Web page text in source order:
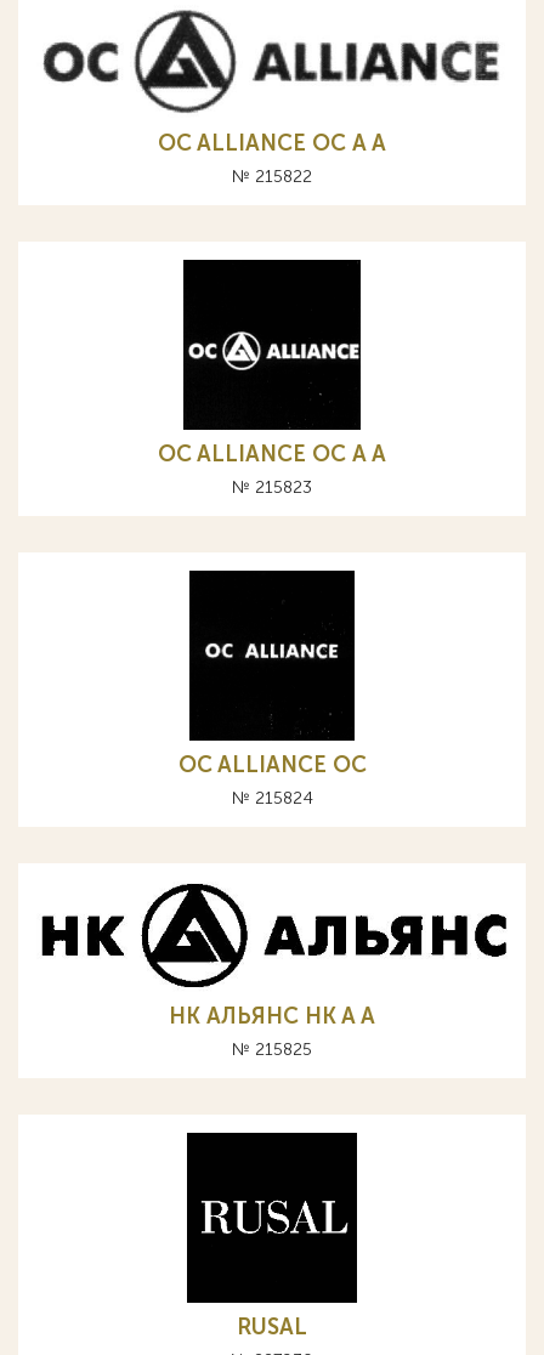
OC ALLIANCE ОС A А
№ 215822
OC ALLIANCE ОС A А
№ 215823
OC ALLIANCE ОС
№ 215824
НК АЛЬЯНС HK A А
№ 215825
RUSAL